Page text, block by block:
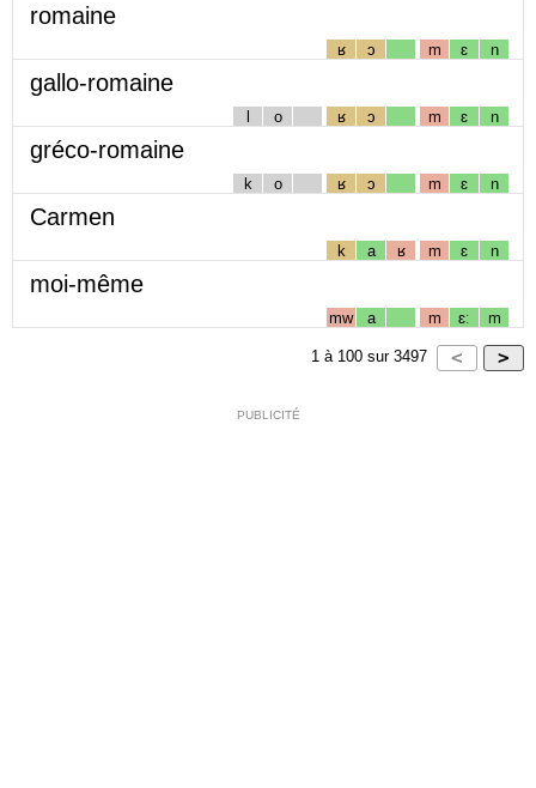
romaine
ʁ ɔ m ɛ n
gallo-romaine
l o ʁ ɔ m ɛ n
gréco-romaine
k o ʁ ɔ m ɛ n
Carmen
k a ʁ m ɛ n
moi-même
mw a m ɛː m
1 à 100 sur 3497
PUBLICITÉ